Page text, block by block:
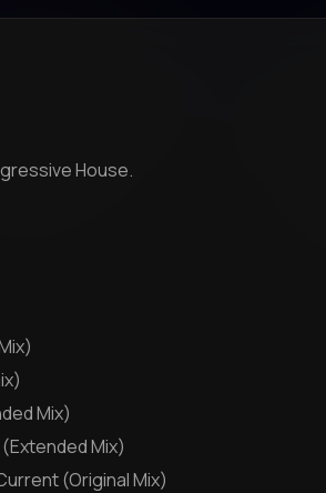
House.
Mix)
Mix)
(Original Mix)